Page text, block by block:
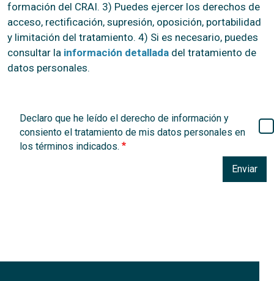
formación del CRAI. 3) Puedes ejercer los derechos de
acceso, rectificación, supresión, oposición, portabilidad
y limitación del tratamiento. 4) Si es necesario, puedes
consultar la información detallada del tratamiento de
datos personales.
Declaro que he leído el derecho de información y
consiento el tratamiento de mis datos personales en
los términos indicados.
Enviar